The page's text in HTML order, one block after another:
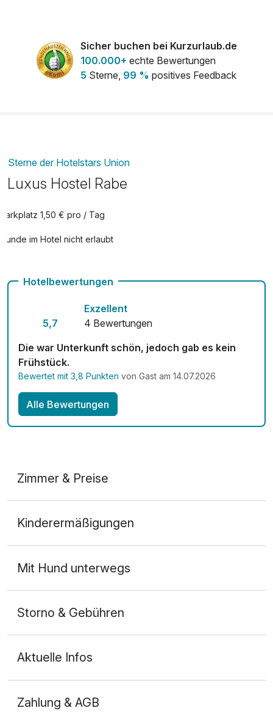
Sicher buchen bei Kurzurlaub.de
100.000+ echte Bewertungen
5 Sterne, 99 % positives Feedback
Sterne der Hotelstars Union
Luxus Hostel Rabe
Parkplatz 1,50 € pro / Tag
Hunde im Hotel nicht erlaubt
Hotelbewertungen
5,7
Exzellent
4 Bewertungen
Die war Unterkunft schön, jedoch gab es kein
Frühstück.
Bewertet mit 3,8 Punkten von Gast am 14.07.2026
Alle Bewertungen
Zimmer & Preise
2 Erwachsene und 1 Kind
Kinderermäßigungen
Mit Hund unterwegs
Storno & Gebühren
Aktuelle Infos
Zahlung & AGB